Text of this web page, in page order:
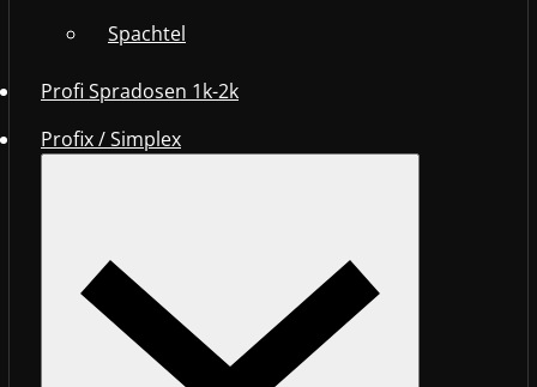
Spachtel
Profi Spradosen 1k-2k
Profix / Simplex